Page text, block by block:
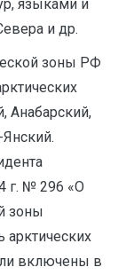
языками и
и др.
зоны РФ
Анабарский,
г. № 296 «О
зоны
включены в